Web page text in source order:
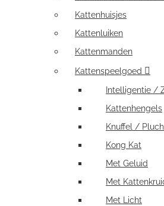
Kattenhuisjes
Kattenluiken
Kattenmanden
Kattenspeelgoed
Intelligentie /
Kattenhengels
Knuffel /
Kong Kat
Met Geluid
Met
Met Licht